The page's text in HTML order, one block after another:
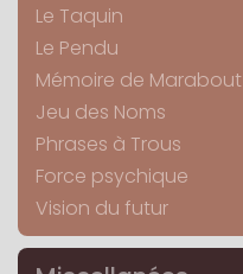
Le Taquin
Le Pendu
Mémoire de Marabout
Jeu des Noms
Phrases à Trous
Force psychique
Vision du futur